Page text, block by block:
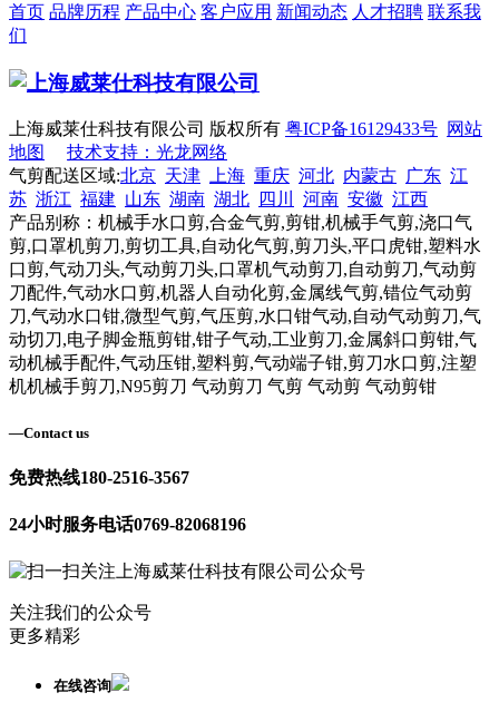
首页 品牌历程 产品中心 客户应用 新闻动态 人才招聘 联系我
们
上海威莱仕科技有限公司 版权所有 粤ICP备16129433号 网站
地图
技术支持：光龙网络
气剪配送区域:北京 天津 上海 重庆 河北 内蒙古 广东 江
苏 浙江 福建 山东 湖南 湖北 四川 河南 安徽 江西
产品别称：机械手水口剪,合金气剪,剪钳,机械手气剪,浇口气
剪,口罩机剪刀,剪切工具,自动化气剪,剪刀头,平口虎钳,塑料水
口剪,气动刀头,气动剪刀头,口罩机气动剪刀,自动剪刀,气动剪
刀配件,气动水口剪,机器人自动化剪,金属线气剪,错位气动剪
刀,气动水口钳,微型气剪,气压剪,水口钳气动,自动气动剪刀,气
动切刀,电子脚金瓶剪钳,钳子气动,工业剪刀,金属斜口剪钳,气
动机械手配件,气动压钳,塑料剪,气动端子钳,剪刀水口剪,注塑
机机械手剪刀,N95剪刀 气动剪刀 气剪 气动剪 气动剪钳
—Contact us
免费热线180-2516-3567
24小时服务电话0769-82068196
关注我们的公众号
更多精彩
在线咨询